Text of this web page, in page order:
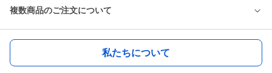
複数商品のご注文について
私たちについて